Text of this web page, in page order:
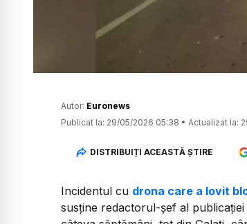
Autor: Euronews
Publicat la: 29/05/2026 05:38 • Actualizat la:
DISTRIBUIȚI ACEASTĂ ȘTIRE
Incidentul cu drona care a lovit
susține redactorul-șef al